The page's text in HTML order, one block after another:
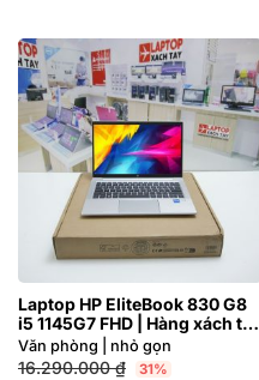
Laptop HP EliteBook 830 G8
i5 1145G7 FHD | Hàng xách tay
99%
Văn phòng | nhỏ gọn
16.290.000₫ 31%